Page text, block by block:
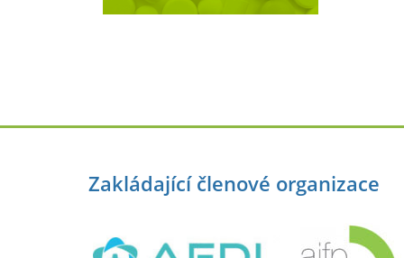
Zakládající členové organizace